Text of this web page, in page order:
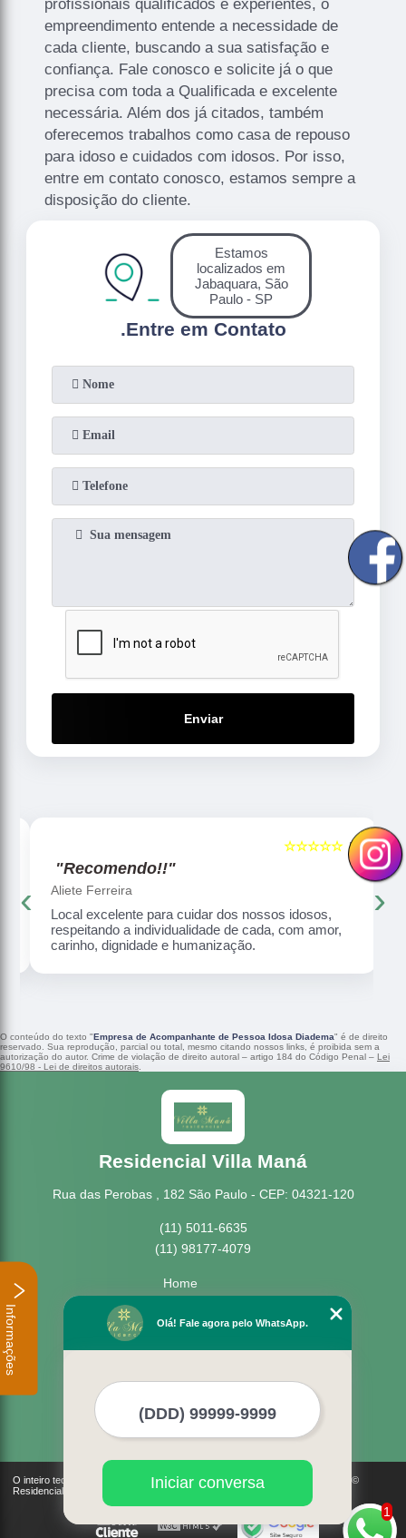
profissionais qualificados e experientes, o
empreendimento entende a necessidade de
cada cliente, buscando a sua satisfação e
confiança. Fale conosco e solicite já o que
precisa com toda a Qualificada e excelente
necessária. Além dos já citados, também
oferecemos trabalhos como casa de repouso
para idoso e cuidados com idosos. Por isso,
entre em contato conosco, estamos sempre a
disposição do cliente.
.Entre em Contato
Estamos
localizados em
Jabaquara, São
Paulo - SP
Enviar
5
☆☆☆☆☆
"Recomendo!!"
Aliete Ferreira
Local excelente para cuidar dos nossos idosos,
respeitando a individualidade de cada, com amor,
carinho, dignidade e humanização.
‹ ›
O conteúdo do texto "Empresa de Acompanhante de Pessoa Idosa Diadema" é de direito
reservado. Sua reprodução, parcial ou total, mesmo citando nossos links, é proibida sem a
autorização do autor. Crime de violação de direito autoral – artigo 184 do Código Penal – Lei
9610/98 - Lei de direitos autorais
Residencial Villa Maná
Rua das Perobas , 182 São Paulo - CEP: 04321-120
(11) 5011-6635
(11) 98177-4079
Home
Missão
Mais Serviços
O inteiro teor deste site está sujeito à proteção de direitos autorais. Copyright©
Residencial Villa Maná (Lei 9610 de 19/02/1998)
1
Olá! Fale agora pelo WhatsApp.
Iniciar conversa
Informações